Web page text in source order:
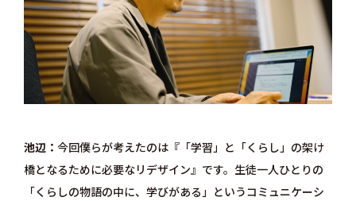
池辺
今回僕らが考えたのは『「学習」と「くらし」の架け
橋となるために必要なリデザイン』です。生徒一人ひとりの
「くらしの物語の中に、学びがある」というコミュニケーシ